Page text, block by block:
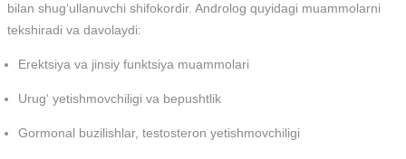
bilan shug‘ullanuvchi shifokordir. Androlog quyidagi muammolarni
tekshiradi va davolaydi:
Erektsiya va jinsiy funktsiya muammolari
Urug‘ yetishmovchiligi va bepushtlik
Gormonal buzilishlar, testosteron yetishmovchiligi